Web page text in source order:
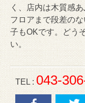
く、店内は木質感
フロアまで段差の
子もOKです。どう
い。
TEL : 043-